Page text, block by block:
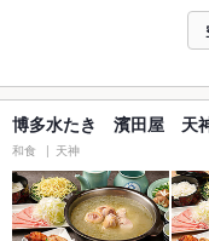
博多水たき 濱田屋 天
和食 天神